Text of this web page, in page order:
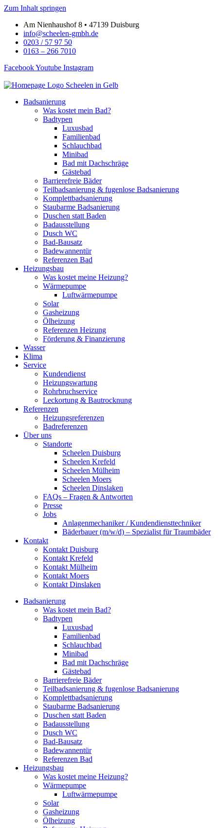
Zum Inhalt springen
Am Nienhaushof 8 • 47139 Duisburg
info@scheelen-gmbh.de
0203 / 57 97 50
0163 – 266 7010
FacebookYoutube Instagram
Badsanierung
Was kostet mein Bad?
Badtypen
Luxusbad
Familienbad
Schlauchbad
Minibad
Bad mit Dachschräge
Gästebad
Barrierefreie Bäder
Teilbadsanierung & fugenlose Badsanierung
Komplettbadsanierung
Staubarme Badsanierung
Duschen statt Baden
Badausstellung
Dusch WC
Bad-Bausatz
Badewannentür
Referenzen Bad
Heizungsbau
Was kostet meine Heizung?
Wärmepumpe
Luftwärmepumpe
Solar
Gasheizung
Ölheizung
Referenzen Heizung
Förderung & Finanzierung
Wasser
Klima
Service
Kundendienst
Heizungswartung
Rohrbruchservice
Leckortung & Bautrocknung
Referenzen
Heizungsreferenzen
Badreferenzen
Über uns
Standorte
Scheelen Duisburg
Scheelen Krefeld
Scheelen Mülheim
Scheelen Moers
Scheelen Dinslaken
FAQs – Fragen & Antworten
Presse
Jobs
Anlagenmechaniker / Kundendiensttechniker
Bäderbauer (m/w/d) – Spezialist für Traumbäder
Kontakt
Kontakt Duisburg
Kontakt Krefeld
Kontakt Mülheim
Kontakt Moers
Kontakt Dinslaken
Badsanierung
Was kostet mein Bad?
Badtypen
Luxusbad
Familienbad
Schlauchbad
Minibad
Bad mit Dachschräge
Gästebad
Barrierefreie Bäder
Teilbadsanierung & fugenlose Badsanierung
Komplettbadsanierung
Staubarme Badsanierung
Duschen statt Baden
Badausstellung
Dusch WC
Bad-Bausatz
Badewannentür
Referenzen Bad
Heizungsbau
Was kostet meine Heizung?
Wärmepumpe
Luftwärmepumpe
Solar
Gasheizung
Ölheizung